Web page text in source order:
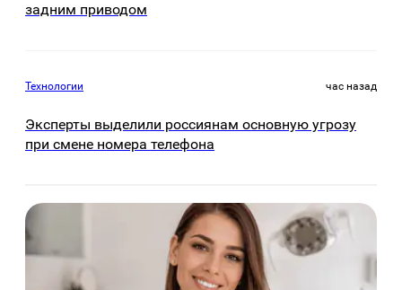
задним приводом
Технологии час назад
Эксперты выделили россиянам основную угрозу
при смене номера телефона